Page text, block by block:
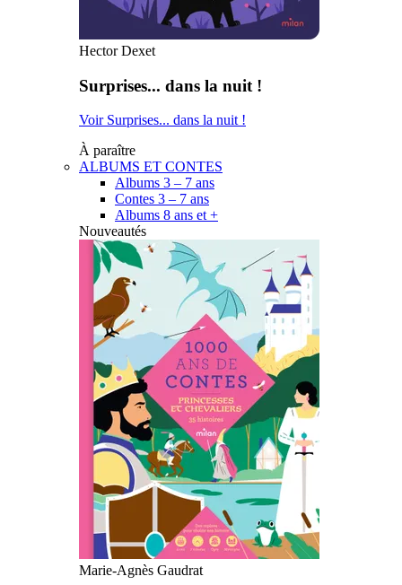
Hector Dexet
Surprises... dans la nuit !
Voir Surprises... dans la nuit !
À paraître
ALBUMS ET CONTES
Albums 3 – 7 ans
Contes 3 – 7 ans
Albums 8 ans et +
Nouveautés
Marie-Agnès Gaudrat